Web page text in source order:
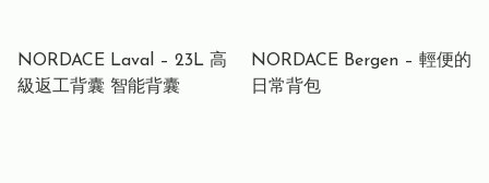
NORDACE Laval – 23L 高
級返工背囊 智能背囊
NORDACE Bergen – 輕便的
日常背包